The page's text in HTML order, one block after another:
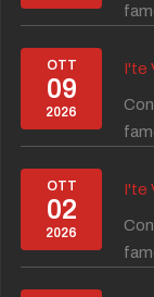
OTT
09
2026
I'te
OTT
02
2026
I'te